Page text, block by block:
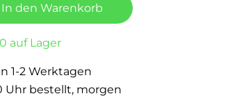
In den Warenkorb
auf Lager
1-2 Werktagen
Uhr bestellt, morgen